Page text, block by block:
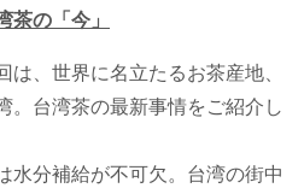
茶の「今」
は、世界に名立たるお茶産地、
。台湾茶の最新事情をご紹介し
水分補給が不可欠。台湾の街中